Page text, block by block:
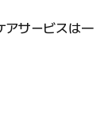
アサービスは一